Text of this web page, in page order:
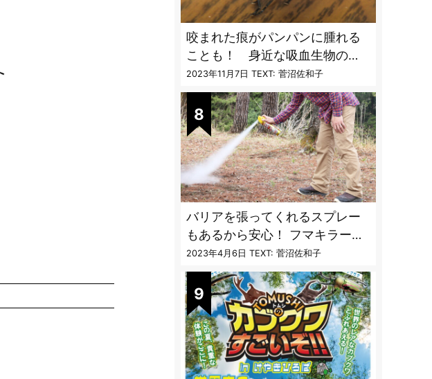
咬まれた痕がパンパンに腫れる
ことも！ 身近な吸血生物の
〝生態と対策〟【vol.04 ア
ブ・ブユ・ヌカカ】
2023年11月7日 TEXT: 菅沼佐和子
バリアを張ってくれるスプレー
もあるから安心！ フマキラーに
聞く「最強の虫撃退グッズ
vol.4」【キャンプサイトで使う
虫よけ】
2023年4月6日 TEXT: 菅沼佐和子